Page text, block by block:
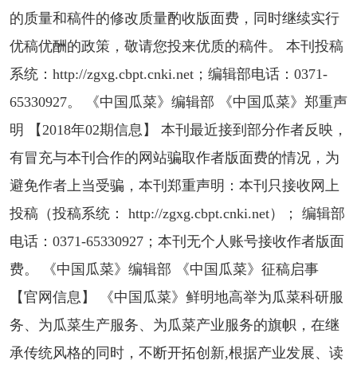
的质量和稿件的修改质量酌收版面费，同时继续实行
优稿优酬的政策，敬请您投来优质的稿件。 本刊投稿
系统：http://zgxg.cbpt.cnki.net；编辑部电话：0371-
65330927。 《中国瓜菜》编辑部 《中国瓜菜》郑重声
明 【2018年02期信息】 本刊最近接到部分作者反映，
有冒充与本刊合作的网站骗取作者版面费的情况，为
避免作者上当受骗，本刊郑重声明：本刊只接收网上
投稿（投稿系统： http://zgxg.cbpt.cnki.net）； 编辑部
电话：0371-65330927；本刊无个人账号接收作者版面
费。 《中国瓜菜》编辑部 《中国瓜菜》征稿启事
【官网信息】 《中国瓜菜》鲜明地高举为瓜菜科研服
务、为瓜菜生产服务、为瓜菜产业服务的旗帜，在继
承传统风格的同时，不断开拓创新,根据产业发展、读